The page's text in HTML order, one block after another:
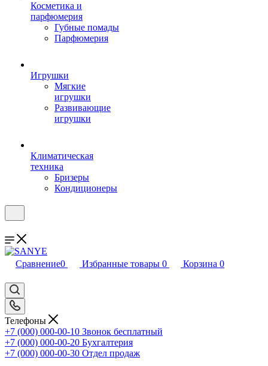
Косметика и
парфюмерия
Губные помады
Парфюмерия
Игрушки
Мягкие
игрушки
Развивающие
игрушки
Климатическая
техника
Бризеры
Кондиционеры
Сравнение0 Избранные товары 0 Корзина 0
Телефоны
+7 (000) 000-00-10 Звонок бесплатный
+7 (000) 000-00-20 Бухгалтерия
+7 (000) 000-00-30 Отдел продаж